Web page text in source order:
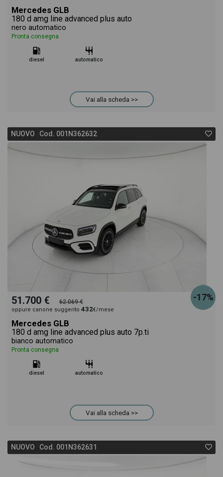
Mercedes GLB
180 d amg line advanced plus auto
nero automatico
Pronta consegna
diesel automatico
Vai alla scheda >>
NUOVO Cod. 001N362632
-17%
51.700 € 62.069 €
oppure canone suggerito 432€/mese
Mercedes GLB
180 d amg line advanced plus auto 7p.ti
bianco automatico
Pronta consegna
diesel automatico
Vai alla scheda >>
NUOVO Cod. 001N362631